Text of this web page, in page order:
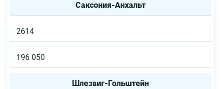
Саксония-Анхальт
2614
196 050
Шлезвиг-Гольштейн